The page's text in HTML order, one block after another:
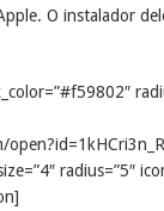
O instalador
radius=”5″